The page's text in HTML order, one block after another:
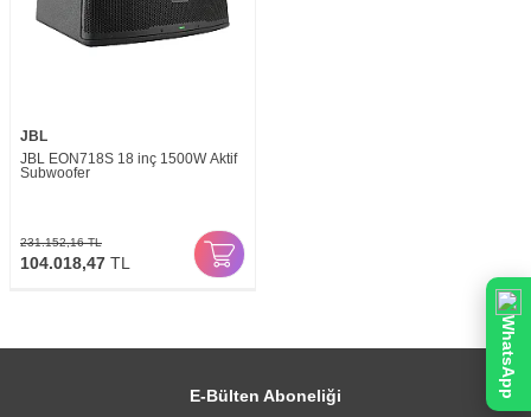
JBL
JBL EON718S 18 inç 1500W Aktif
Subwoofer
231.152,16TL
104.018,47 TL
E-Bülten Aboneliği WhatsApp